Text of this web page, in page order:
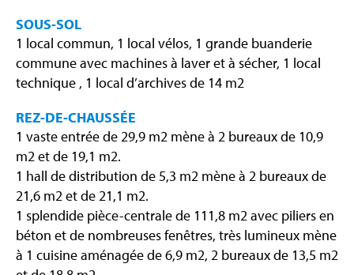
SOUS-SOL
1 local commun, 1 local vélos, 1 grande buanderie
commune avec machines à laver et à sécher, 1 local
technique , 1 local d’archives de 14 m2
REZ-DE-CHAUSSÉE
1 vaste entrée de 29,9 m2 mène à 2 bureaux de 10,9
m2 et de 19,1 m2.
1 hall de distribution de 5,3 m2 mène à 2 bureaux de
21,6 m2 et de 21,1 m2.
1 splendide pièce-centrale de 111,8 m2 avec piliers en
béton et de nombreuses fenêtres, très lumineux mène
à 1 cuisine aménagée de 6,9 m2, 2 bureaux de 13,5 m2